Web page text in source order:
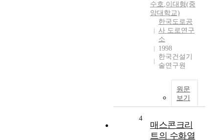
수호,이대형(중
앙대학교)
한국도로공
사 도로연구
소
1998
한국건설기
술연구원
원문
보기
4
매스콘크리
트의 수화열